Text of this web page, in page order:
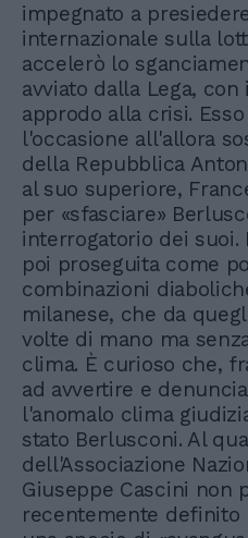
impegnato a
internazionale sulla
accelerò lo
avviato dalla Lega,
approdo alla crisi.
l'occasione all'allora
della Repubblica
al suo superiore,
per «sfasciare»
interrogatorio dei suoi.
poi proseguita come
combinazioni
milanese, che da
volte di mano ma
clima. È curioso che,
ad avvertire e
l'anomalo clima
stato Berlusconi. Al
dell'Associazione
Giuseppe Cascini non
recentemente definito